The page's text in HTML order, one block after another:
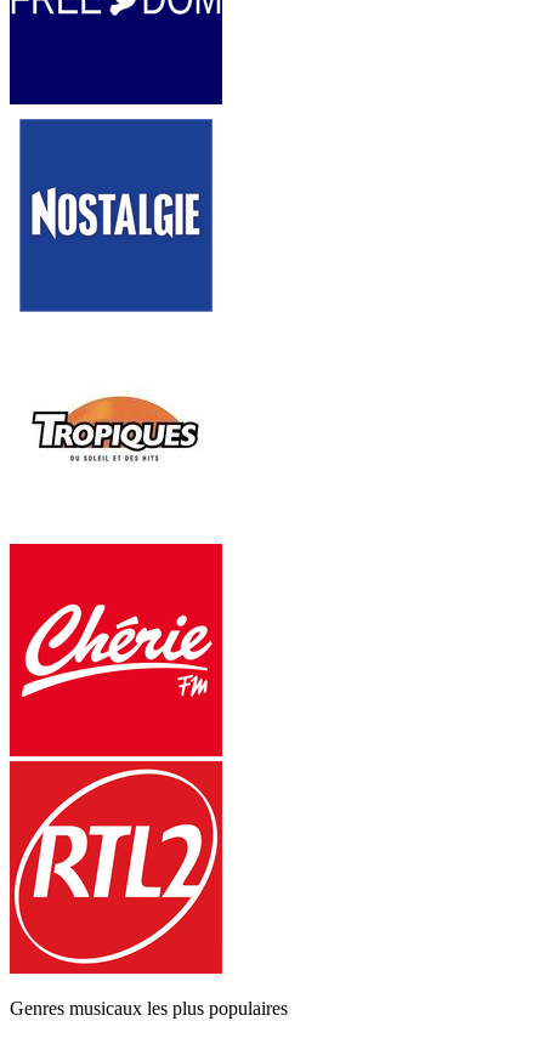
Genres musicaux les plus populaires